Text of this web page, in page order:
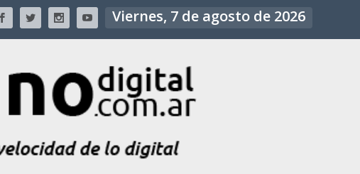
Viernes, 7 de agosto de 2026